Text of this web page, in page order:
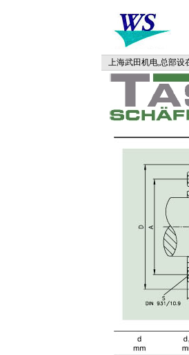
上海武田机电,总部设